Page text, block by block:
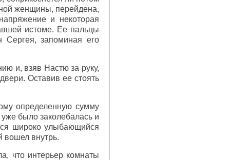
женщины, перейдена,
и некоторая
истоме. Ее пальцы
Сергея, запоминая его
и, взяв Настю за руку,
Оставив ее стоять
определенную сумму
было заколебалась и
широко улыбающийся
вошел внутрь.
что интерьер комнаты